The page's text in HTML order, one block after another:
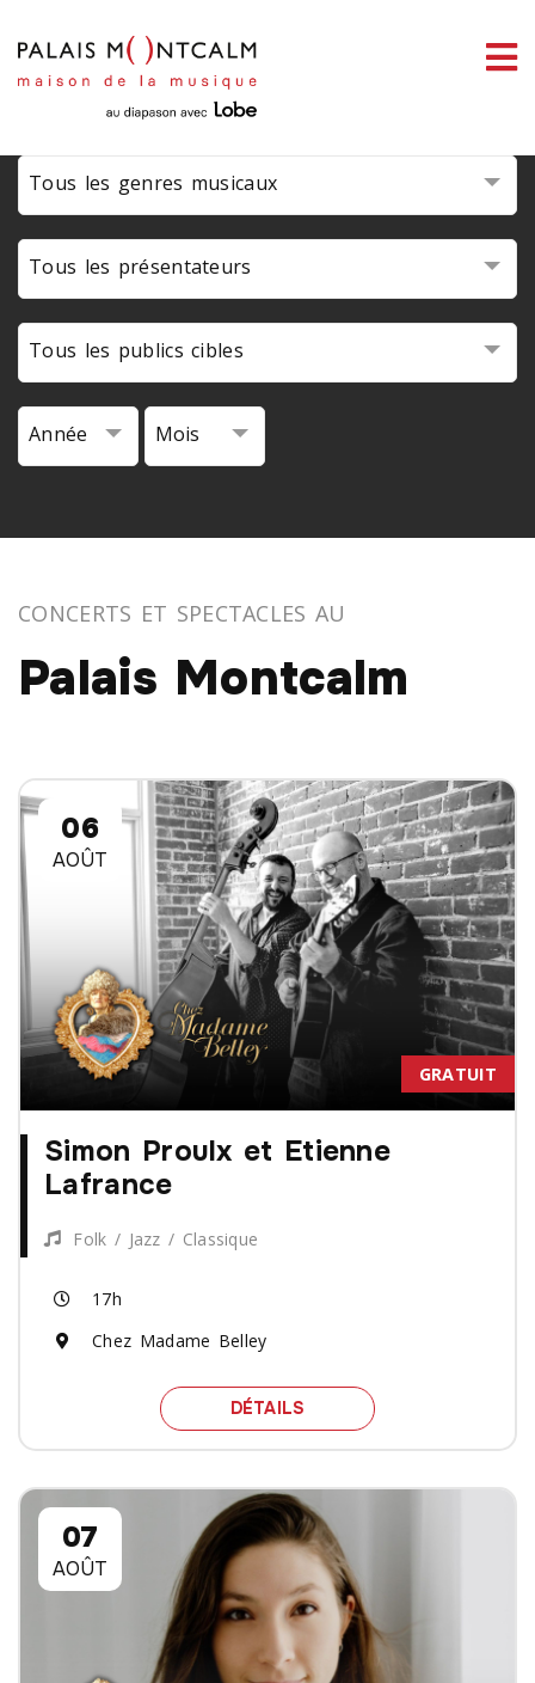
Tous les genres musicaux
Tous les présentateurs
Tous les publics cibles
Année Mois
CONCERTS ET SPECTACLES AU
Palais Montcalm
06
AOÛT
GRATUIT
Simon Proulx et Etienne
Lafrance
Folk / Jazz / Classique
17h
Chez Madame Belley
DÉTAILS SPECTACLE SIMON
07
AOÛT